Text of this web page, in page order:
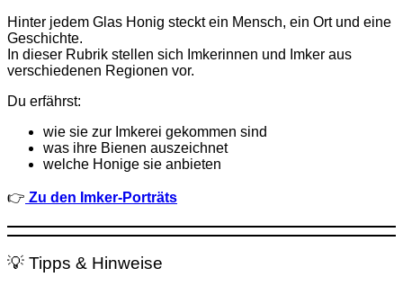
Hinter jedem Glas Honig steckt ein Mensch, ein Ort und eine
Geschichte.
In dieser Rubrik stellen sich Imkerinnen und Imker aus
verschiedenen Regionen vor.
Du erfährst:
wie sie zur Imkerei gekommen sind
was ihre Bienen auszeichnet
welche Honige sie anbieten
👉 Zu den Imker-Porträts
💡 Tipps & Hinweise